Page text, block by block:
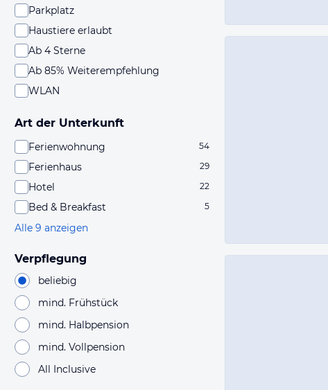
Parkplatz
Haustiere erlaubt
Ab 4 Sterne
Ab 85% Weiterempfehlung
WLAN
Art der Unterkunft
Ferienwohnung 54
Ferienhaus 29
Hotel 22
Bed & Breakfast 5
Alle 9 anzeigen
Verpflegung
beliebig
mind. Frühstück
mind. Halbpension
mind. Vollpension
All Inclusive